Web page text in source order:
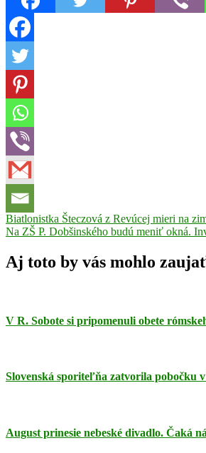
Darina
Bancíkováprezidentka
Ľudovíta
Štúra
Navigácia
v
článku
Previous
Post:
Biatlonistka Šteczová z Revúcej mieri na
Next
Na ZŠ P. Dobšinského budú meniť okná.
Aj toto by vás mohlo
V R. Sobote si pripomenuli obete
Slovenská sporiteľňa zatvorila pobočku
August prinesie nebeské divadlo. Čaká